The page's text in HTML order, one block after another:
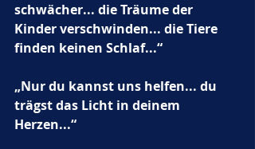
schwächer... die Träume der
Kinder verschwinden... die Tiere
finden keinen Schlaf...“
„Nur du kannst uns helfen... du
trägst das Licht in deinem
Herzen...“